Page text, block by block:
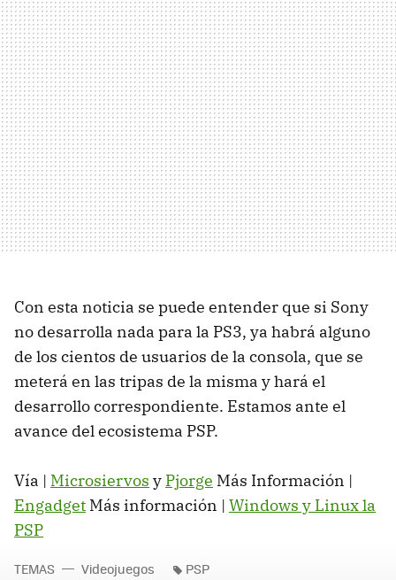
Con esta noticia se puede entender que si Sony
no desarrolla nada para la PS3, ya habrá alguno
de los cientos de usuarios de la consola, que se
meterá en las tripas de la misma y hará el
desarrollo correspondiente. Estamos ante el
avance del ecosistema PSP.
Vía | Microsiervos y Pjorge Más Información |
Engadget Más información | Windows y Linux la
PSP
TEMAS Videojuegos PSP